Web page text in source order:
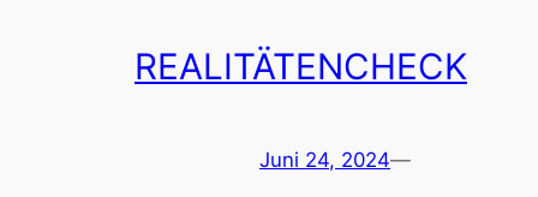
REALITÄTENCHECK
Juni 24, 2024—